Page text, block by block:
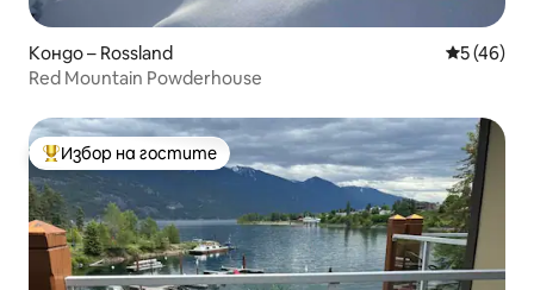
Кондо – Rossland Средна
5 (46)
Red Mountain Powderhouse
Най-популярен избор на гостите
Избор на гостите